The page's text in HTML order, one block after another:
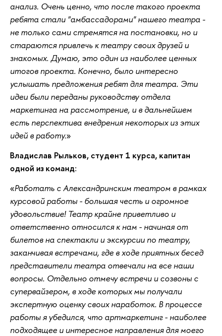
анализ. Очень ценно, что после такого проекта
ребята стали "амбассадорами" нашего театра -
не только сами стремятся на постановки, но и
стараются привлечь к театру своих друзей и
знакомых. Думаю, это один из наиболее ценных
итогов проекта. Конечно, было интересно
услышать предложения ребят для театра. Эти
идеи были переданы руководству отдела
маркетинга на рассмотрение, и в дальнейшем
есть перспектива внедрения некоторых из этих
идей в работу.
Владислав Рыльков, студент 1 курса, капитан
одной из команд:
Работать с Александринским театром в рамках
курсовой работы - большая честь и огромное
удовольствие! Театр крайне приветливо и
ответственно относился к нам - начиная от
билетов на спектакли и экскурсии по театру,
заканчивая встречами, где в ходе приятных бесед
представители театра отвечали на все наши
вопросы. Отдельно отмечу встречи и созвоны с
супервайзером, в ходе которых мы получали
экспертную оценку своих наработок. В процессе
работы я убедился, что артмаркетинг - наиболее
подходящее и интересное направления для моего